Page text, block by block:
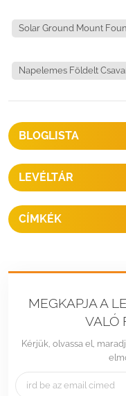
és a talaj az eszköz
állapotába. A föld A
PROJEKTHOZ:
projektekkel
(bemutató): Napelemes
felsorolva az összesaz
kérjük, ne habozzon
további részleteiért.
Solar Ground Mount
Napelemes Földelt
BLOGLISTA
LEVÉLTÁR
CÍMKÉK
MEGKAPJA A
VALÓ
Kérjük, olvassa el,